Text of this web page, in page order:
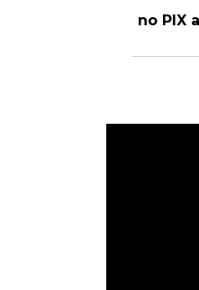
no PIX